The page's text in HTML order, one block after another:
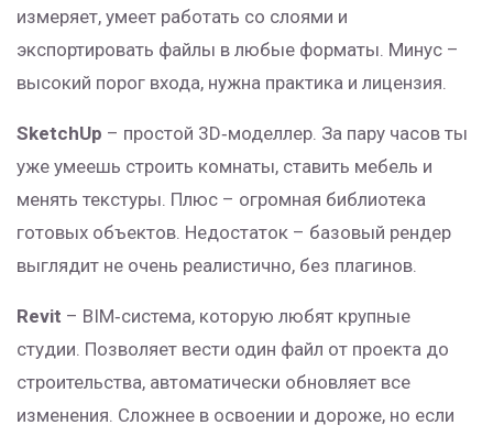
измеряет, умеет работать со слоями и
экспортировать файлы в любые форматы. Минус –
высокий порог входа, нужна практика и лицензия.
SketchUp – простой 3D‑моделлер. За пару часов ты
уже умеешь строить комнаты, ставить мебель и
менять текстуры. Плюс – огромная библиотека
готовых объектов. Недостаток – базовый рендер
выглядит не очень реалистично, без плагинов.
Revit – BIM‑система, которую любят крупные
студии. Позволяет вести один файл от проекта до
строительства, автоматически обновляет все
изменения. Сложнее в освоении и дороже, но если